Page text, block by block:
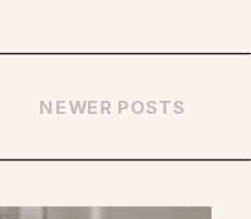
NEWER POSTS